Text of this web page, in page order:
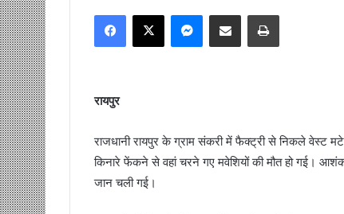
Facebook
X Messenger
Share via Email Print
रायपुर
राजधानी रायपुर के ग्राम संकरी में फैक्ट्री से निकले वेस्ट
किनारे फेंकने से वहां चरने गए मवेशियों की मौत हो गई।
जान चली गई।